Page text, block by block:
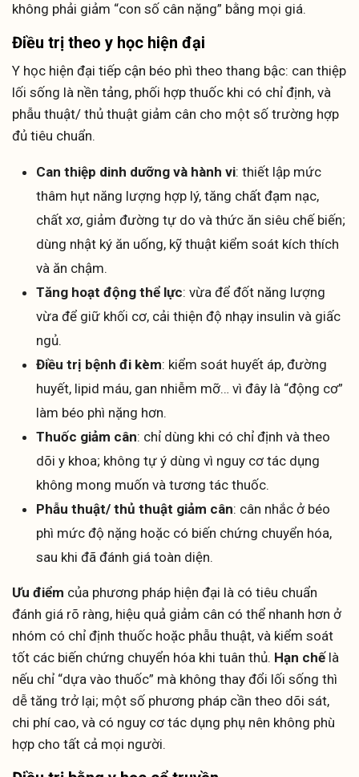
không phải giảm “con số cân nặng” bằng mọi giá.
Điều trị theo y học hiện đại
Y học hiện đại tiếp cận béo phì theo thang bậc: can thiệp
lối sống là nền tảng, phối hợp thuốc khi có chỉ định, và
phẫu thuật/ thủ thuật giảm cân cho một số trường hợp
đủ tiêu chuẩn.
Can thiệp dinh dưỡng và hành vi: thiết lập mức
thâm hụt năng lượng hợp lý, tăng chất đạm nạc,
chất xơ, giảm đường tự do và thức ăn siêu chế biến;
dùng nhật ký ăn uống, kỹ thuật kiểm soát kích thích
và ăn chậm.
Tăng hoạt động thể lực: vừa để đốt năng lượng
vừa để giữ khối cơ, cải thiện độ nhạy insulin và giấc
ngủ.
Điều trị bệnh đi kèm: kiểm soát huyết áp, đường
huyết, lipid máu, gan nhiễm mỡ… vì đây là “động cơ”
làm béo phì nặng hơn.
Thuốc giảm cân: chỉ dùng khi có chỉ định và theo
dõi y khoa; không tự ý dùng vì nguy cơ tác dụng
không mong muốn và tương tác thuốc.
Phẫu thuật/ thủ thuật giảm cân: cân nhắc ở béo
phì mức độ nặng hoặc có biến chứng chuyển hóa,
sau khi đã đánh giá toàn diện.
Ưu điểm của phương pháp hiện đại là có tiêu chuẩn
đánh giá rõ ràng, hiệu quả giảm cân có thể nhanh hơn ở
nhóm có chỉ định thuốc hoặc phẫu thuật, và kiểm soát
tốt các biến chứng chuyển hóa khi tuân thủ. Hạn chếlà
nếu chỉ “dựa vào thuốc” mà không thay đổi lối sống thì
dễ tăng trở lại; một số phương pháp cần theo dõi sát,
chi phí cao, và có nguy cơ tác dụng phụ nên không phù
hợp cho tất cả mọi người.